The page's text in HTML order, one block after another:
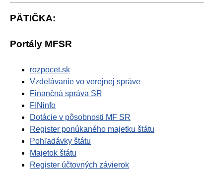
PÄTIČKA:
Portály MFSR
rozpocet.sk
Vzdelávanie vo verejnej správe
Finančná správa SR
FINinfo
Dotácie v pôsobnosti MF SR
Register ponúkaného majetku štátu
Pohľadávky štátu
Majetok štátu
Register účtovných závierok